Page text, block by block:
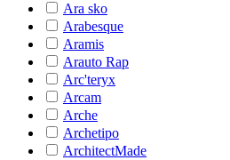
Ara sko
Arabesque
Aramis
Arauto Rap
Arc'teryx
Arcam
Arche
Archetipo
ArchitectMade